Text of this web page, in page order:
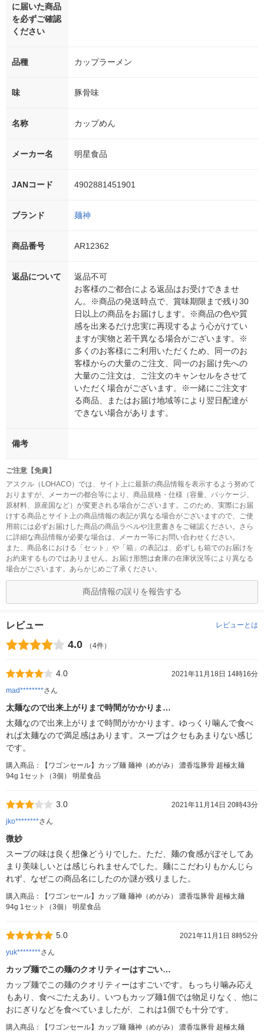
に届いた商品
を必ずご確認
ください
品種 カップラーメン
味 豚骨味
名称 カップめん
メーカー名 明星食品
JANコード 4902881451901
ブランド 麺神
商品番号 AR12362
返品について
返品不可
お客様のご都合による返品はお受けできませ
ん。※商品の発送時点で、賞味期限まで残り30
日以上の商品をお届けします。※商品の色や質
感を出来るだけ忠実に再現するよう心がけてい
ますが実物と若干異なる場合がございます。※
多くのお客様にご利用いただくため、同一のお
客様からの大量のご注文、同一のお届け先への
大量のご注文は、ご注文のキャンセルをさせて
いただく場合がございます。※一緒にご注文す
る商品、またはお届け地域等により翌日配達が
できない場合があります。
備考
ご注意【免責】
アスクル（LOHACO）では、サイト上に最新の商品情報を表示するよう努めて
おりますが、メーカーの都合等により、商品規格・仕様（容量、パッケージ、
原材料、原産国など）が変更される場合がございます。このため、実際にお届
けする商品とサイト上の商品情報の表記が異なる場合がございますので、ご使
用前には必ずお届けした商品の商品ラベルや注意書きをご確認ください。さら
に詳細な商品情報が必要な場合は、メーカー等にお問い合わせください。
また、商品名における「セット」や「箱」の表記は、必ずしも箱でのお届けを
お約束するものではありません。お届け形態は倉庫の在庫状況等により異なる
場合がございます。あらかじめご了承ください。
商品情報の誤りを報告する
レビュー レビューとは
4.0 （4件）
4.0
2021年11月18日 14時16分
mad********さん
太麺なので出来上がりまで時間がかかりま…
太麺なので出来上がりまで時間がかかります。ゆっくり噛んで食べ
れば太麺なので満足感はあります。スープはクセもあまりない感じ
です。
購入商品：【ワゴンセール】カップ麺 麺神（めがみ） 濃香塩豚骨 超極太麺
94g 1セット（3個） 明星食品
3.0
2021年11月14日 20時43分
jko********さん
微妙
スープの味は良く想像どうりでした。ただ、麺の食感がぼそしてあ
まり美味しいとは感じられませんでした。麺にこだわりもかんじら
れず、なぜこの商品名にしたのか謎が残りました。
購入商品：【ワゴンセール】カップ麺 麺神（めがみ） 濃香塩豚骨 超極太麺
94g 1セット（3個） 明星食品
5.0
2021年11月1日 8時52分
yuk********さん
カップ麺でこの麺のクオリティーはすごい…
カップ麺でこの麺のクオリティーはすごいです。もっちり噛み応え
もあり、食べごたえあり。いつもカップ麺1個では物足りなく、他に
おにぎりなどを食べていましたが、これは1個でも十分です。
購入商品：【ワゴンセール】カップ麺 麺神（めがみ） 濃香塩豚骨 超極太麺